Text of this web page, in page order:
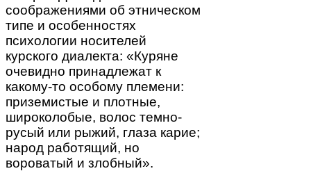
соображениями об этническом
типе и особенностях
психологии носителей
курского диалекта: «Куряне
очевидно принадлежат к
какому-то особому племени:
приземистые и плотные,
широколобые, волос темно-
русый или рыжий, глаза карие;
народ работящий, но
вороватый и злобный».